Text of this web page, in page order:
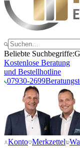
Beliebte Suchbegriffe:
Kostenlose Beratung
und Bestellhotline
07930-2699
Konto Merkzettel